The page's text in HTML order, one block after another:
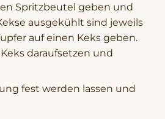
Spritzbeutel geben und
ausgekühlt sind jeweils
auf einen Keks geben.
daraufsetzen und
fest werden lassen und